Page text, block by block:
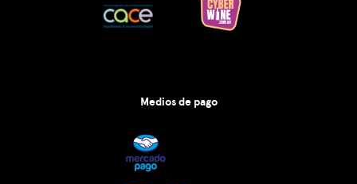
Medios de pago